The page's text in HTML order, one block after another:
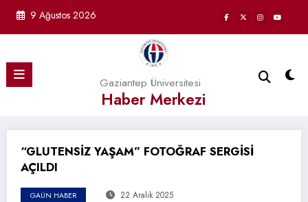
9 Ağustos 2026
Gaziantep Üniversitesi
Haber Merkezi
“GLUTENSİZ YAŞAM” FOTOĞRAF SERGİSİ
AÇILDI
GAÜN HABER 22 Aralık 2025